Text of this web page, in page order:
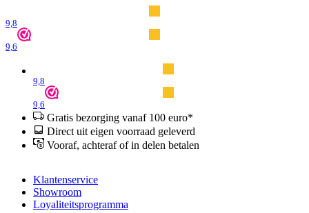
9,8
9,6
9,8
9,6
Gratis bezorging vanaf 100 euro*
Direct uit eigen voorraad geleverd
Vooraf, achteraf of in delen betalen
Klantenservice
Showroom
Loyaliteitsprogramma